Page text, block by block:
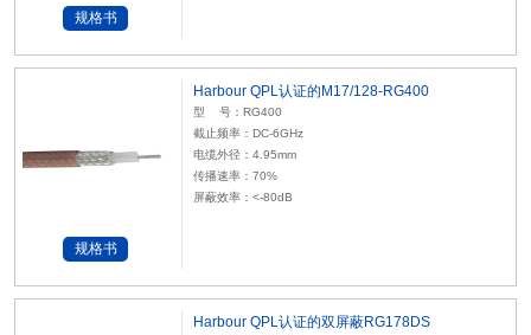
规格书
规格书
Harbour QPL认证的M17/128-RG400
型 号：RG400
截止频率：DC-6GHz
电缆外径：4.95mm
传播速率：70%
屏蔽效率：<-80dB
Harbour QPL认证的双屏蔽RG178DS